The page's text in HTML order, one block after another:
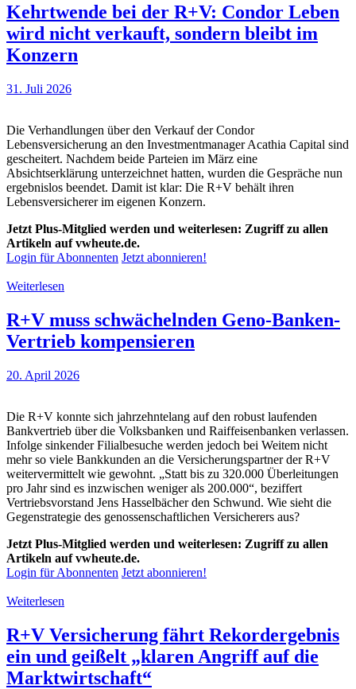
Kehrtwende bei der R+V: Condor Leben
wird nicht verkauft, sondern bleibt im
Konzern
31. Juli 2026
Die Verhandlungen über den Verkauf der Condor
Lebensversicherung an den Investmentmanager Acathia Capital sind
gescheitert. Nachdem beide Parteien im März eine
Absichtserklärung unterzeichnet hatten, wurden die Gespräche nun
ergebnislos beendet. Damit ist klar: Die R+V behält ihren
Lebensversicherer im eigenen Konzern.
Jetzt Plus-Mitglied werden und weiterlesen: Zugriff zu allen
Artikeln auf vwheute.de.
Login für Abonnenten Jetzt abonnieren!
Weiterlesen
R+V muss schwächelnden Geno-Banken-
Vertrieb kompensieren
20. April 2026
Die R+V konnte sich jahrzehntelang auf den robust laufenden
Bankvertrieb über die Volksbanken und Raiffeisenbanken verlassen.
Infolge sinkender Filialbesuche werden jedoch bei Weitem nicht
mehr so viele Bankkunden an die Versicherungspartner der R+V
weitervermittelt wie gewohnt. „Statt bis zu 320.000 Überleitungen
pro Jahr sind es inzwischen weniger als 200.000“, beziffert
Vertriebsvorstand Jens Hasselbächer den Schwund. Wie sieht die
Gegenstrategie des genossenschaftlichen Versicherers aus?
Jetzt Plus-Mitglied werden und weiterlesen: Zugriff zu allen
Artikeln auf vwheute.de.
Login für Abonnenten Jetzt abonnieren!
Weiterlesen
R+V Versicherung fährt Rekordergebnis
ein und geißelt „klaren Angriff auf die
Marktwirtschaft“